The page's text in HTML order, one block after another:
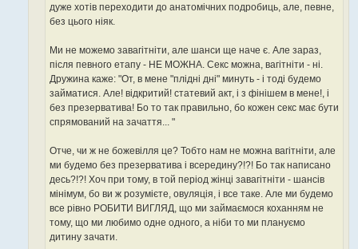
дуже хотів переходити до анатомічних подробиць, але, певне,
без цього ніяк.
Ми не можемо завагітніти, але шанси ще наче є. Але зараз,
після певного етапу - НЕ МОЖНА. Секс можна, вагітніти - ні.
Дружина каже: "От, в мене "плідні дні" минуть - і тоді будемо
займатися. Але! відкритий! статевий акт, і з фінішем в мене!, і
без презерватива! Бо то так правильно, бо кожен секс має бути
спрямований на зачаття... "
Отче, чи ж не божевілля це? Тобто нам не можна вагітніти, але
ми будемо без презерватива і всередину?!?! Бо так написано
десь?!?! Хоч при тому, в той період жінці завагітніти - шансів
мінімум, бо ви ж розумієте, овуляція, і все таке. Але ми будемо
все рівно РОБИТИ ВИГЛЯД, що ми займаємося коханням не
тому, що ми любимо одне одного, а ніби то ми плануємо
дитину зачати.